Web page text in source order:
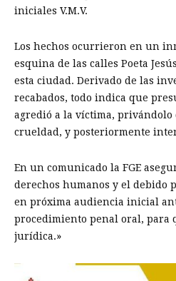
iniciales V.M.V.
Los hechos ocurrieron en un
esquina de las calles Poeta
esta ciudad. Derivado de las
recabados, todo indica que
agredió a la víctima, privándolo
crueldad, y posteriormente
En un comunicado la FGE
derechos humanos y el debido
en próxima audiencia inicial
procedimiento penal oral, para
jurídica.»